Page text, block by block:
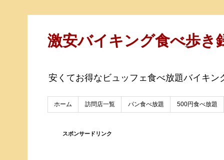
激安バイキング食べ歩き
安くてお得なビュッフェ食べ放題バイキン
ホーム 訪問店一覧 パン食べ放題 500円食べ放題
スポンサードリンク